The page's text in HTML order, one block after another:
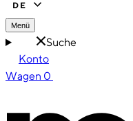
DE
Menü
Suche
Konto
Wagen 0